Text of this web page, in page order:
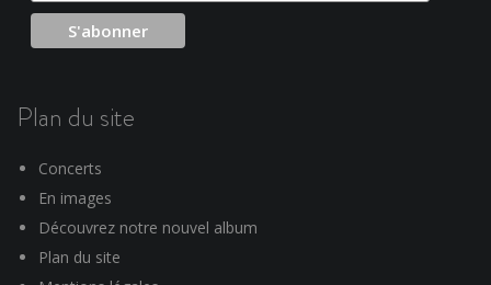
Plan du site
Concerts
En images
Découvrez notre nouvel album
Plan du site